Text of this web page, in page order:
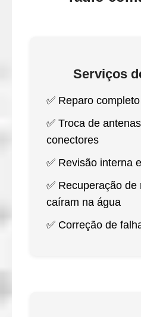
Serviços
✅ Reparo
✅ Troca de
conectores
✅ Revisão interna
✅ Recuperação de
caíram na água
✅ Correção de